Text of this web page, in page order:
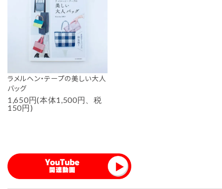
ラメルヘン・テープの美しい大人
バッグ
1,650円(本体1,500円、税
150円)